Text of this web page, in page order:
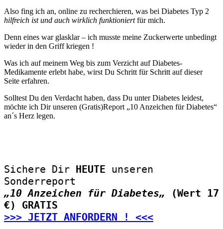
Also fing ich an, online zu recherchieren, was bei Diabetes Typ 2
hilfreich ist und auch wirklich funktioniertfür mich.
Denn eines war glasklar – ich musste meine Zuckerwerte unbedingt
wieder in den Griff kriegen !
Was ich auf meinem Weg bis zum Verzicht auf Diabetes-
Medikamente erlebt habe, wirst Du Schritt für Schritt auf dieser
Seite erfahren.
Solltest Du den Verdacht haben, dass Du unter Diabetes leidest,
möchte ich Dir unseren (Gratis)Report „10 Anzeichen für Diabetes“
an´s Herz legen.
Sichere Dir HEUTE unseren
Sonderreport
„10 Anzeichen für Diabetes„
(Wert 17
€) GRATIS
>>> JETZT ANFORDERN ! <<<